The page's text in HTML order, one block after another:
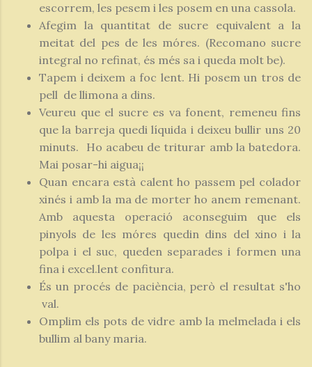
escorrem, les pesem i les posem en una cassola.
Afegim la quantitat de sucre equivalent a la
meitat del pes de les móres. (Recomano sucre
integral no refinat, és més sa i queda molt be).
Tapem i deixem a foc lent. Hi posem un tros de
pell de llimona a dins.
Veureu que el sucre es va fonent, remeneu fins
que la barreja quedi líquida i deixeu bullir uns 20
minuts. Ho acabeu de triturar amb la batedora.
Mai posar-hi aigua¡¡
Quan encara està calent ho passem pel colador
xinés i amb la ma de morter ho anem remenant.
Amb aquesta operació aconseguim que els
pinyols de les móres quedin dins del xino i la
polpa i el suc, queden separades i formen una
fina i excel.lent confitura.
És un procés de paciència, però el resultat s'ho
val.
Omplim els pots de vidre amb la melmelada i els
bullim al bany maria.